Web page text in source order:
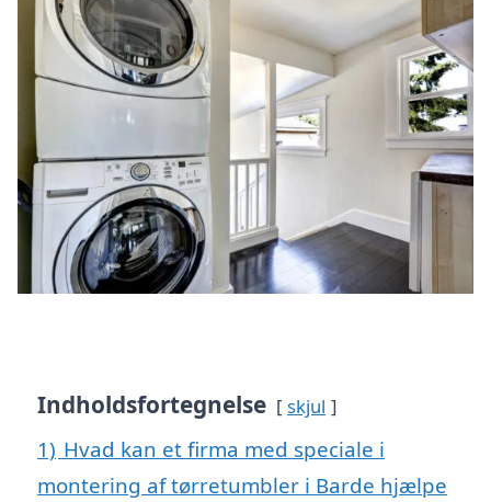
Indholdsfortegnelse skjul
1) Hvad kan et firma med speciale i
montering af tørretumbler i Barde hjælpe